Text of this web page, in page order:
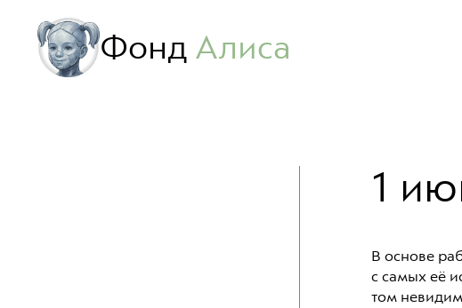
Фонд Алиса
1
В основе
с самых её
том